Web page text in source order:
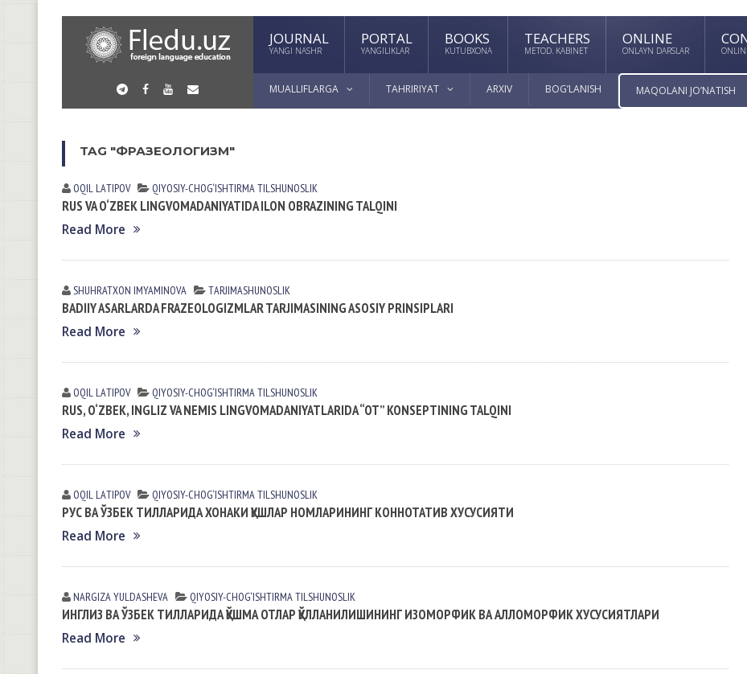
JOURNAL
YANGI NASHR
PORTAL
YANGILIKLAR
BOOKS
KUTUBXONA
TEACHERS
METOD. KABINET
ONLINE
ONLAYN DARSLAR
MUALLIFLARGA TAHRIRIYAT ARXIV BOG’LANISH MAQOLANI JO’NATISH
TAG "ФРАЗЕОЛОГИЗМ"
OQIL LАTIPOV QIYOSIY-CHOG‘ISHTIRMA TILSHUNOSLIK
RUS VA O‘ZBEK LINGVOMADANIYATIDA ILON OBRAZINING TALQINI
Read More
SHUHRATXON IMYAMINOVА TАRJIMАSHUNOSLIK
BADIIY ASARLARDA FRAZEOLOGIZMLAR TARJIMASINING ASOSIY PRINSIPLARI
Read More
OQIL LАTIPOV QIYOSIY-CHOG‘ISHTIRMA TILSHUNOSLIK
RUS, O‘ZBEK, INGLIZ VA NEMIS LINGVOMADANIYATLARIDA “OT” KONSEPTINING TALQINI
Read More
OQIL LАTIPOV QIYOSIY-CHOG‘ISHTIRMA TILSHUNOSLIK
РУС ВА ЎЗБЕК ТИЛЛАРИДА ХОНАКИ ҚУШЛАР НОМЛАРИНИНГ КОННОТАТИВ ХУСУСИЯТИ
Read More
NARGIZA YULDАSHEVА QIYOSIY-CHOG‘ISHTIRMA TILSHUNOSLIK
ИНГЛИЗ ВА ЎЗБЕК ТИЛЛАРИДА ҚЎШМА ОТЛАР ҚЎЛЛАНИЛИШИНИНГ ИЗОМОРФИК ВА АЛЛОМОРФИК ХУСУСИЯТЛАРИ
Read More